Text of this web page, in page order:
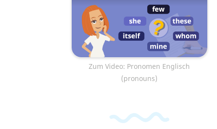
Zum Video: Pronomen Englisch
(pronouns)